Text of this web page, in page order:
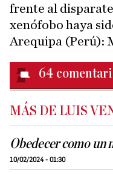
frente al
xenófobo haya
Arequipa (Perú):
64
MÁS DE LUIS
Obedecer como un
10/02/2024 - 01:30